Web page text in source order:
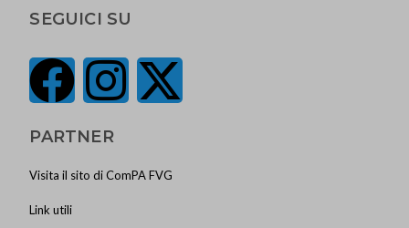
SEGUICI SU
PARTNER
Visita il sito di ComPA FVG
Link utili